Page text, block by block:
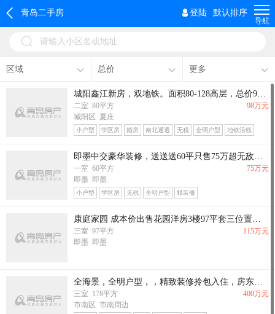
青岛二手房 登陆 默认排序
导航
请输入小区名或地址
区域 总价 更多
城阳鑫江新房，双地铁。面积80-128高层，总价98万起。
二室 80平方
城阳区 夏庄
小户型 学区房 婚房 南北通透 无税 全明户型 地铁沿线
98万元
即墨中交豪华装修，送送送60平只售75万超无敌采光
一室 60平方
即墨 即墨
小户型 学区房 无税 全明户型 精装修
75万元
康庭家园 成本价出售花园洋房3楼97平套三位置佳115万
三室 97平方
即墨 即墨
115万元
全海景，全明户型，，精致装修拎包入住，房东急售
三室 178平方
市南区 市南周边
400万元